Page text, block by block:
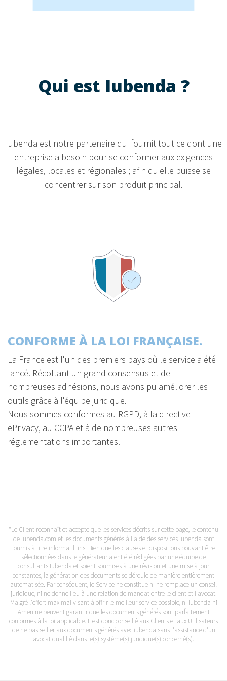
Qui est Iubenda ?
Iubenda est notre partenaire qui fournit tout ce dont une
entreprise a besoin pour se conformer aux exigences
légales, locales et régionales ; afin qu'elle puisse se
concentrer sur son produit principal.
CONFORME À LA LOI FRANÇAISE.
La France est l'un des premiers pays où le service a été
lancé. Récoltant un grand consensus et de
nombreuses adhésions, nous avons pu améliorer les
outils grâce à l'équipe juridique.
Nous sommes conformes au RGPD, à la directive
ePrivacy, au CCPA et à de nombreuses autres
réglementations importantes.
*Le Client reconnaît et accepte que les services décrits sur cette page, le contenu
de iubenda.com et les documents générés à l'aide des services Iubenda sont
fournis à titre informatif fins. Bien que les clauses et dispositions pouvant être
sélectionnées dans le générateur aient été rédigées par une équipe de
consultants Iubenda et soient soumises à une révision et une mise à jour
constantes, la génération des documents se déroule de manière entièrement
automatisée. Par conséquent, le Service ne constitue ni ne remplace un conseil
juridique, ni ne donne lieu à une relation de mandat entre le client et l'avocat.
Malgré l'effort maximal visant à offrir le meilleur service possible, ni Iubenda ni
Amen ne peuvent garantir que les documents générés sont parfaitement
conformes à la loi applicable. Il est donc conseillé aux Clients et aux Utilisateurs
de ne pas se fier aux documents générés avec iubenda sans l'assistance d'un
avocat qualifié dans le(s) système(s) juridique(s) concerné(s).